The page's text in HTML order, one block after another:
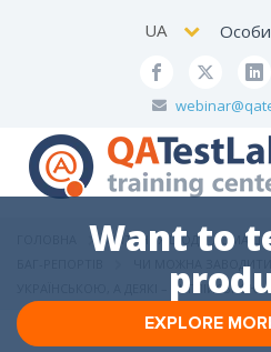
UA
Want to
EXPLORE
ПИТАННЯ ЩОДО
ЧИ МОЖНА ЗАВОДИТИ
УКРАЇНСЬКОЮ, А ДЕЯКІ –